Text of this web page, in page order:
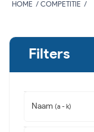
HOME COMPETITIE
Filters
Naam (a - k)